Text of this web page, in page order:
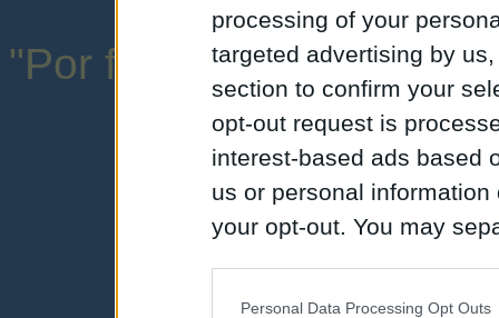
processing of your
targeted advertising by
section to confirm your
opt-out request is
interest-based ads based
us or personal
your opt-out. You may
Personal Data Processing Opt Outs
"Por favor, no abuse de
una expresión